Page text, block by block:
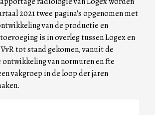
2021 twee pagina's opgenomen met
van de productie en
is in overleg tussen Logex en
tot stand gekomen, vanuit de
van normuren en fte
vakgroep in de loop der jaren